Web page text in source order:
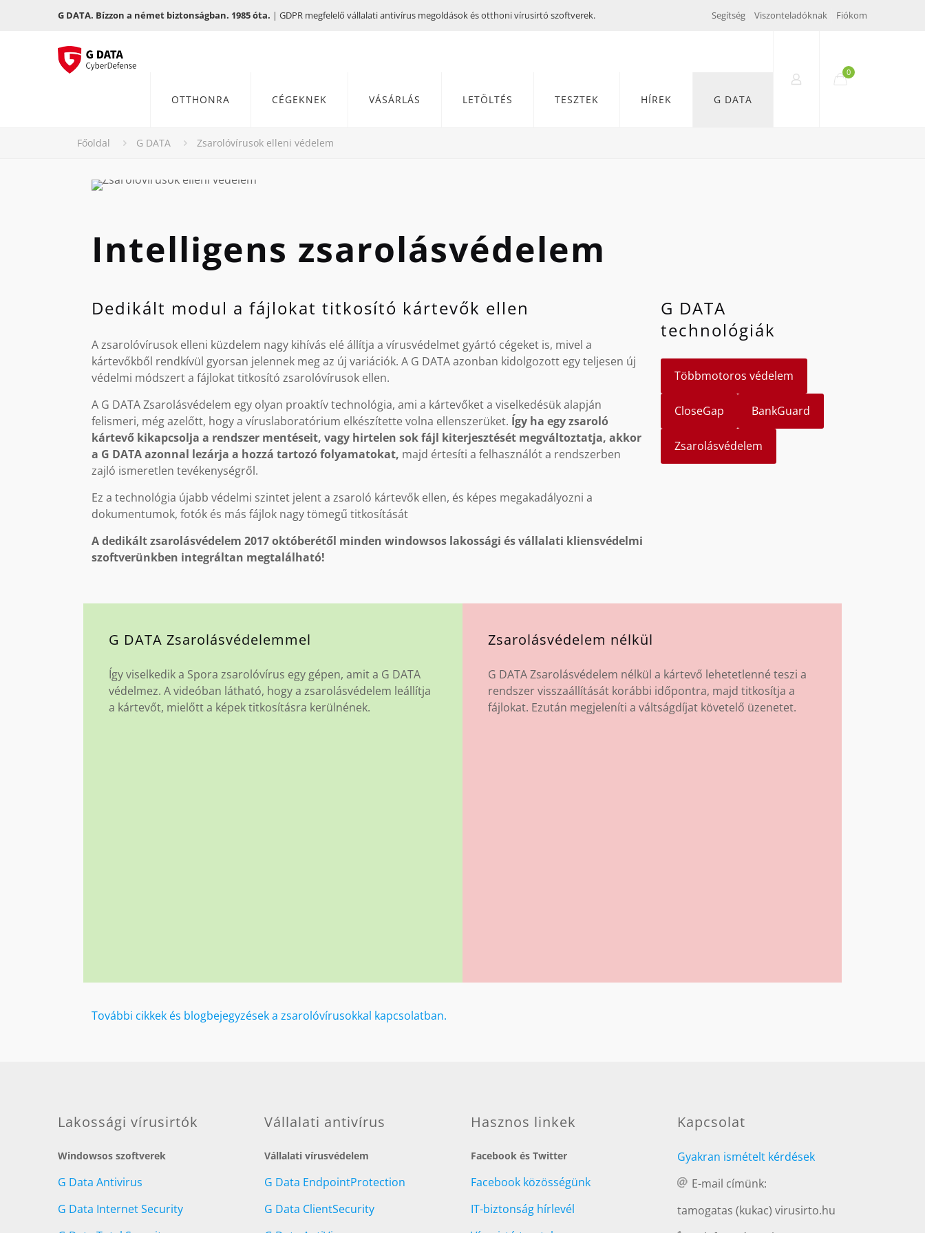
G DATA. Bízzon a német biztonságban. 1985 óta. | GDPR megfelelő vállalati antivírus megoldások és otthoni vírusirtó szoftverek. Segítség Viszonteladóknak Fiókom
OTTHONRA CÉGEKNEK VÁSÁRLÁS LETÖLTÉS TESZTEK HÍREK G DATA
0
Főoldal G DATA Zsarolóvírusok elleni védelem
Intelligens zsarolásvédelem
Dedikált modul a fájlokat titkosító kártevők ellen
A zsarolóvírusok elleni küzdelem nagy kihívás elé állítja a vírusvédelmet gyártó cégeket is, mivel a
kártevőkből rendkívül gyorsan jelennek meg az új variációk. A G DATA azonban kidolgozott egy teljesen új
védelmi módszert a fájlokat titkosító zsarolóvírusok ellen.
A G DATA Zsarolásvédelem egy olyan proaktív technológia, ami a kártevőket a viselkedésük alapján
felismeri, még azelőtt, hogy a víruslaboratórium elkészítette volna ellenszerüket. Így ha egy zsaroló
kártevő kikapcsolja a rendszer mentéseit, vagy hirtelen sok fájl kiterjesztését megváltoztatja, akkor
a G DATA azonnal lezárja a hozzá tartozó folyamatokat, majd értesíti a felhasználót a rendszerben
zajló ismeretlen tevékenységről.
Ez a technológia újabb védelmi szintet jelent a zsaroló kártevők ellen, és képes megakadályozni a
dokumentumok, fotók és más fájlok nagy tömegű titkosítását
A dedikált zsarolásvédelem 2017 októberétől minden windowsos lakossági és vállalati kliensvédelmi
szoftverünkben integráltan megtalálható!
G DATA
technológiák
Többmotoros védelem
CloseGap BankGuard
Zsarolásvédelem
G DATA Zsarolásvédelemmel
Így viselkedik a Spora zsarolóvírus egy gépen, amit a G DATA
védelmez. A videóban látható, hogy a zsarolásvédelem leállítja
a kártevőt, mielőtt a képek titkosításra kerülnének.
Zsarolásvédelem nélkül
G DATA Zsarolásvédelem nélkül a kártevő lehetetlenné teszi a
rendszer visszaállítását korábbi időpontra, majd titkosítja a
fájlokat. Ezután megjeleníti a váltságdíjat követelő üzenetet.
További cikkek és blogbejegyzések a zsarolóvírusokkal kapcsolatban.
Lakossági vírusirtók
Windowsos szoftverek
G Data Antivirus
G Data Internet Security
Vállalati antivírus
Vállalati vírusvédelem
G Data EndpointProtection
G Data ClientSecurity
Hasznos linkek
Facebook és Twitter
Facebook közösségünk
IT-biztonság hírlevél
Kapcsolat
Gyakran ismételt kérdések
E-mail címünk:
tamogatas (kukac) virusirto.hu